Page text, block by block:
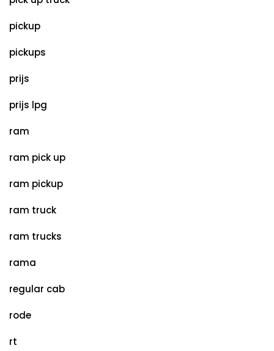
pickup
pickups
prijs
prijs lpg
ram
ram pick up
ram pickup
ram truck
ram trucks
rama
regular cab
rode
rt